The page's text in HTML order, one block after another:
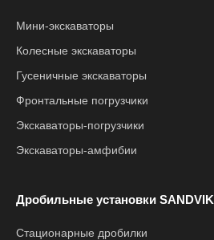
Мини-экскаваторы
Колесные экскаваторы
Гусеничные экскаваторы
Фронтальные погрузчики
Экскаваторы-погрузчики
Экскаваторы-амфибии
Дробильные установки SANDVIK
Стационарные дробилки